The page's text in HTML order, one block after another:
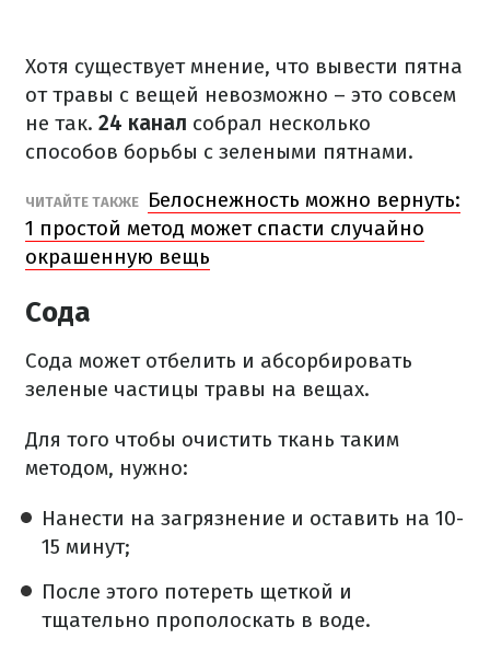
Хотя существует мнение, что вывести пятна
от травы с вещей невозможно – это совсем
не так. 24 канал собрал несколько
способов борьбы с зелеными пятнами.
ЧИТАЙТЕ ТАКЖЕ
Белоснежность можно вернуть:
1 простой метод может спасти случайно
окрашенную вещь
Сода
Сода может отбелить и абсорбировать
зеленые частицы травы на вещах.
Для того чтобы очистить ткань таким
методом, нужно:
Нанести на загрязнение и оставить на 10-
15 минут;
После этого потереть щеткой и
тщательно прополоскать в воде.